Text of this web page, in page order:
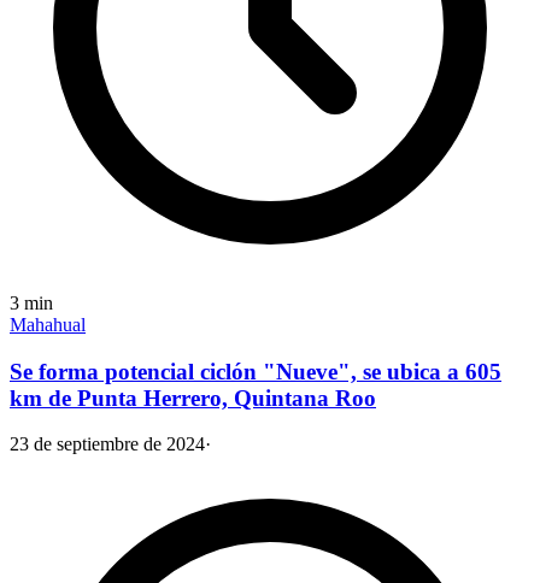
3 min
Mahahual
Se forma potencial ciclón "Nueve", se ubica a 605
km de Punta Herrero, Quintana Roo
23 de septiembre de 2024·